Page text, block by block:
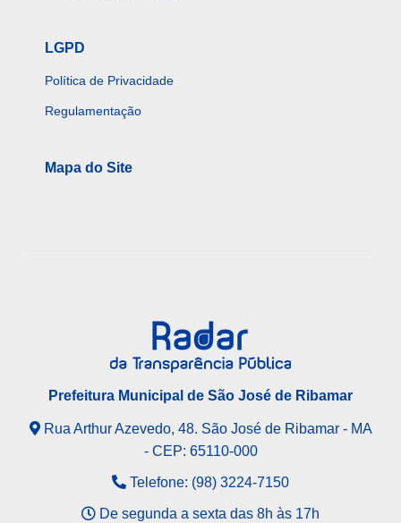
LGPD
Política de Privacidade
Regulamentação
Mapa do Site
Prefeitura Municipal de São José de Ribamar
Rua Arthur Azevedo, 48. São José de Ribamar - MA
- CEP: 65110-000
Telefone: (98) 3224-7150
De segunda a sexta das 8h às 17h